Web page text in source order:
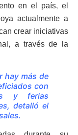
en el país, el
actualmente a
crear iniciativas
a través de la
hay más de
con
y ferias
, detalló el